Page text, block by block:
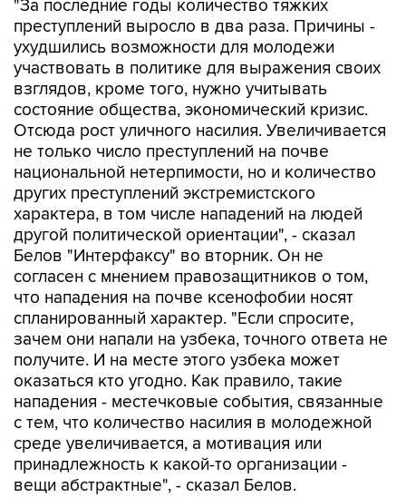
"За последние годы количество тяжких
преступлений выросло в два раза. Причины -
ухудшились возможности для молодежи
участвовать в политике для выражения своих
взглядов, кроме того, нужно учитывать
состояние общества, экономический кризис.
Отсюда рост уличного насилия. Увеличивается
не только число преступлений на почве
национальной нетерпимости, но и количество
других преступлений экстремистского
характера, в том числе нападений на людей
другой политической ориентации", - сказал
Белов "Интерфаксу" во вторник. Он не
согласен с мнением правозащитников о том,
что нападения на почве ксенофобии носят
спланированный характер. "Если спросите,
зачем они напали на узбека, точного ответа не
получите. И на месте этого узбека может
оказаться кто угодно. Как правило, такие
нападения - местечковые события, связанные
с тем, что количество насилия в молодежной
среде увеличивается, а мотивация или
принадлежность к какой-то организации -
вещи абстрактные", - сказал Белов.